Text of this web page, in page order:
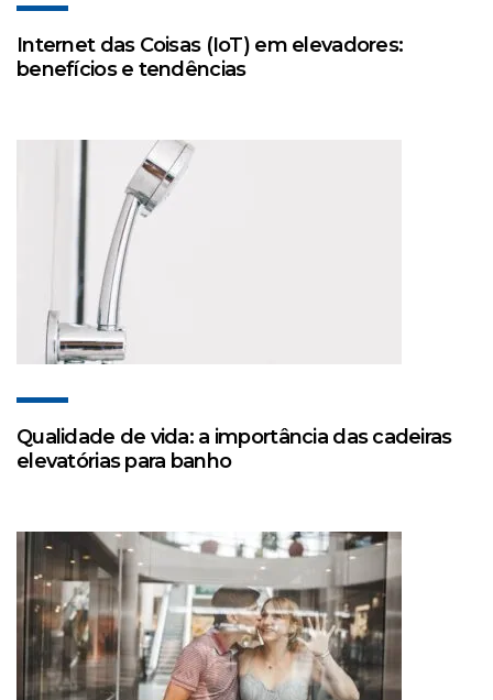
Internet das Coisas (IoT) em elevadores:
benefícios e tendências
Qualidade de vida: a importância das cadeiras
elevatórias para banho